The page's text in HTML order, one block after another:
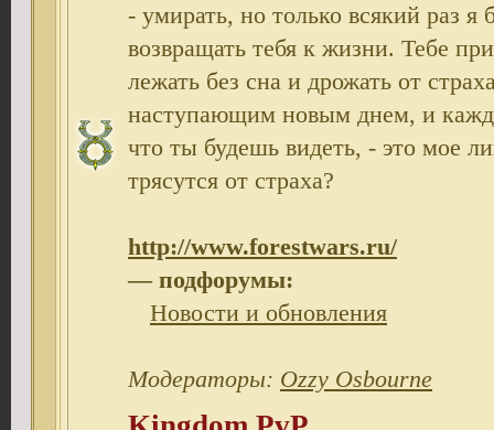
- умирать, но только всякий раз я
возвращать тебя к жизни. Тебе
лежать без сна и дрожать от
наступающим новым днем, и
что ты будешь видеть, - это мое
трясутся от страха?
http://www.forestwars.ru/
— подфорумы:
Новости и обновления
Модераторы: Ozzy Osbourne